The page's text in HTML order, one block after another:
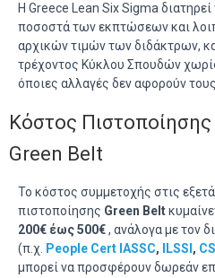
H Greece Lean Six Sigma
ποσοστά των εκπτώσεων και
αρχικών τιμών των διδάκτρων,
τρέχοντος Κύκλου Σπουδών
όποιες αλλαγές δεν αφορούν
Κόστος
Green Belt
Το κόστος συμμετοχής στις
πιστοποίησης Green Belt
200€ έως 500€, ανάλογα με τον
(π.χ.
People Cert IASSC, ILSSI ,
μπορεί να προσφέρουν δωρεάν